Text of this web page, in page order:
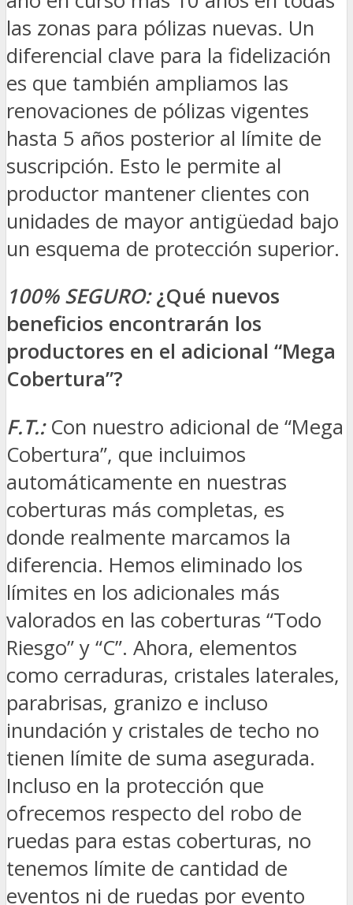
las zonas para pólizas nuevas. Un
diferencial clave para la fidelización
es que también ampliamos las
renovaciones de pólizas vigentes
hasta 5 años posterior al límite de
suscripción. Esto le permite al
productor mantener clientes con
unidades de mayor antigüedad bajo
un esquema de protección superior.
100% SEGURO:¿Qué nuevos
beneficios encontrarán los
productores en el adicional “Mega
Cobertura”?
F.T.: Con nuestro adicional de “Mega
Cobertura”, que incluimos
automáticamente en nuestras
coberturas más completas, es
donde realmente marcamos la
diferencia. Hemos eliminado los
límites en los adicionales más
valorados en las coberturas “Todo
Riesgo” y “C”. Ahora, elementos
como cerraduras, cristales laterales,
parabrisas, granizo e incluso
inundación y cristales de techo no
tienen límite de suma asegurada.
Incluso en la protección que
ofrecemos respecto del robo de
ruedas para estas coberturas, no
tenemos límite de cantidad de
eventos ni de ruedas por evento